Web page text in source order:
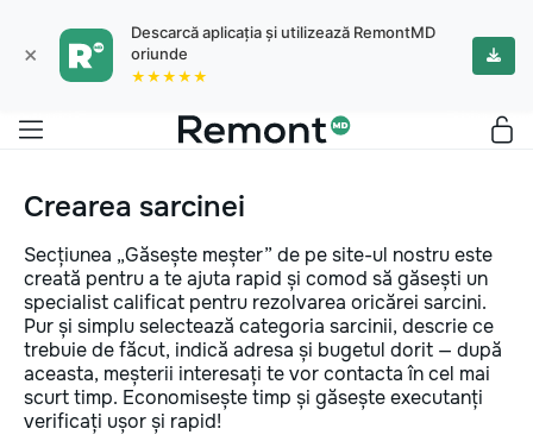
×
Descarcă aplicația și utilizează RemontMD
oriunde
★★★★★
Crearea sarcinei
Secțiunea „Găsește meșter” de pe site-ul nostru este
creată pentru a te ajuta rapid și comod să găsești un
specialist calificat pentru rezolvarea oricărei sarcini.
Pur și simplu selectează categoria sarcinii, descrie ce
trebuie de făcut, indică adresa și bugetul dorit — după
aceasta, meșterii interesați te vor contacta în cel mai
scurt timp. Economisește timp și găsește executanți
verificați ușor și rapid!